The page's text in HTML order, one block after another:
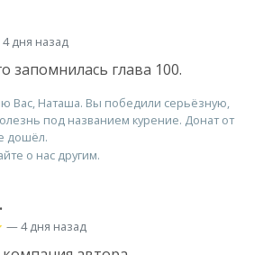
дня назад
запомнилась глава 100.
Вас, Наташа. Вы победили серьёзную,
под названием курение. Донат от
дошёл.
о нас другим.
— 4 дня назад